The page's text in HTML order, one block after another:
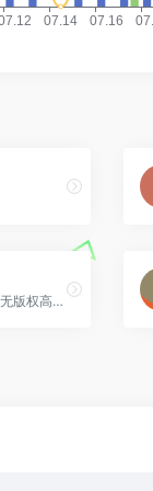
高图网是一个免费无版权高清图片下载平台，高质量照片免费下载，高清图片包含人物,动物,风景,教育,美食,旅游,建筑,时尚,设计,商务等。并且可免费用于商业用途。没有版权限制，自由使用，做设计必上的网站。